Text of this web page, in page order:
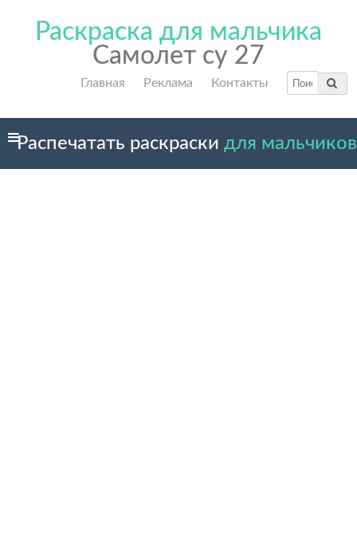
Раскраска для мальчика
Самолет су 27
Главная Реклама Контакты
Распечатать раскраски для мальчиков